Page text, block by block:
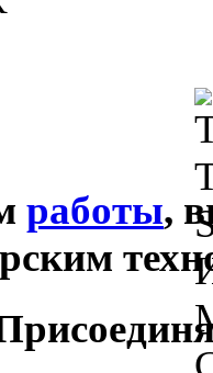
работы,